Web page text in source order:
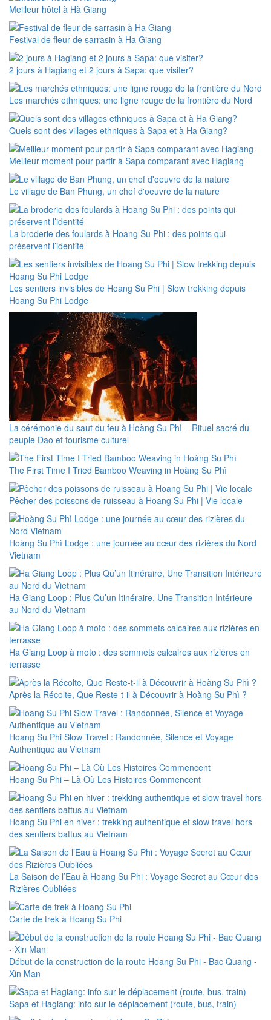
Meilleur hôtel à Hà Giang
Festival de fleur de sarrasin à Ha Giang
2 jours à Hagiang et 2 jours à Sapa: que visiter?
Les marchés ethniques: une ligne rouge de la frontière du Nord
Quels sont des villages ethniques à Sapa et à Ha Giang?
Meilleur moment pour partir à Sapa comparant avec Hagiang
Le village de Ban Phung, un chef d'oeuvre de la nature
La broderie des foulards à Hoang Su Phi : des points qui
préservent l’identité
Les sentiers invisibles de Hoang Su Phi | Slow trekking depuis
Hoang Su Phi Lodge
La cérémonie du saut du feu à Hoàng Su Phì – Rituel sacré du
peuple Dao et tourisme culturel
The First Time I Tried Bamboo Weaving in Hoàng Su Phì
Pêcher des poissons de ruisseau à Hoang Su Phi | Vie locale
Hoàng Su Phì Lodge : une journée au cœur des rizières du Nord
Vietnam
Ha Giang Loop : Plus Qu’un Itinéraire, Une Transition Intérieure
au Nord du Vietnam
Ha Giang Loop à moto : des sommets calcaires aux rizières en
terrasse
Après la Récolte, Que Reste-t-il à Découvrir à Hoàng Su Phì ?
Hoang Su Phi Slow Travel : Randonnée, Silence et Voyage
Authentique au Vietnam
Hoang Su Phi – Là Où Les Histoires Commencent
Hoang Su Phi en hiver : trekking authentique et slow travel hors
des sentiers battus au Vietnam
La Saison de l’Eau à Hoang Su Phi : Voyage Secret au Cœur des
Rizières Oubliées
Carte de trek à Hoang Su Phi
Début de la construction de la route Hoang Su Phi - Bac Quang -
Xin Man
Sapa et Hagiang: info sur le déplacement (route, bus, train)